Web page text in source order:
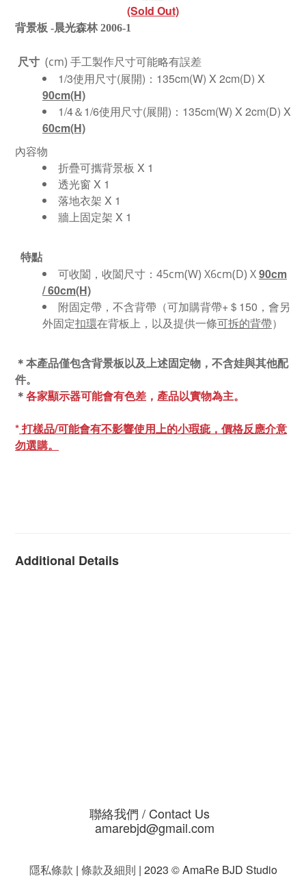
(Sold Out)
背景板 -晨光森林 2006-1
尺寸 (cm) 手工製作尺寸可能略有誤差
1/3使用尺寸(展開)： 135cm(W) X 2cm(D) X
90cm(H)
1/4＆1/6使用尺寸(展開)： 135cm(W) X 2cm(D) X
60cm(H)
內容物
折疊可攜背景板 X 1
透光窗 X 1
落地衣架 X 1
牆上固定架 X 1
特點
可收闔，收闔尺寸： 45cm(W) X6cm(D) X90cm
/ 60cm(H)
附固定帶，不含背帶（可加購背帶+＄150，會另
外固定扣環在背板上，以及提供一條可拆的背帶）
＊本產品僅包含背景板以及上述固定物，不含娃與其他配
件。
＊各家顯示器可能會有色差，產品以實物為主。
*打樣品/可能會有不影響使用上的小瑕疵，價格反應介意
勿選購。
Additional Details
聯絡我們 / Contact Us
amarebjd@gmail.com
隱私條款 | 條款及細則 | 2023 © AmaRe BJD Studio